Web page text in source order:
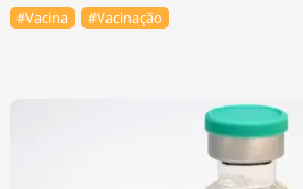
#Vacina
#Vacinação